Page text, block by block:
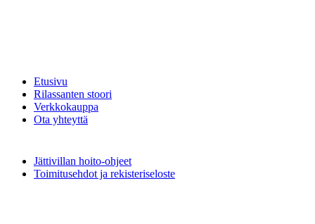
Etusivu
Rilassanten stoori
Verkkokauppa
Ota yhteyttä
Jättivillan hoito-ohjeet
Toimitusehdot ja rekisteriseloste